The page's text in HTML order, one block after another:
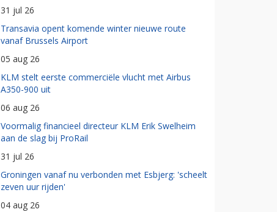
31 jul 26
Transavia opent komende winter nieuwe route
vanaf Brussels Airport
05 aug 26
KLM stelt eerste commerciële vlucht met Airbus
A350-900 uit
06 aug 26
Voormalig financieel directeur KLM Erik Swelheim
aan de slag bij ProRail
31 jul 26
Groningen vanaf nu verbonden met Esbjerg: 'scheelt
zeven uur rijden'
04 aug 26